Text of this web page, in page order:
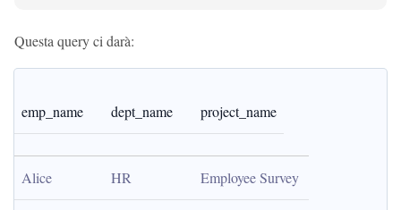
Questa query ci darà:
emp_name dept_name project_name
Alice HR Employee Survey